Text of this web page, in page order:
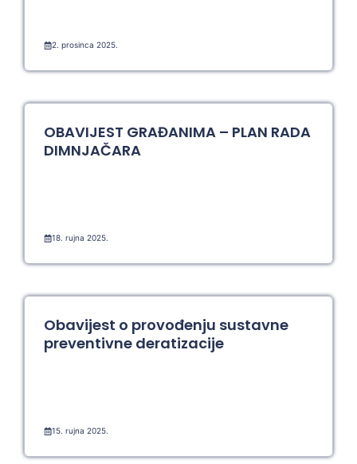
2. prosinca 2025.
OBAVIJEST GRAĐANIMA – PLAN RADA
DIMNJAČARA
18. rujna 2025.
Obavijest o provođenju sustavne
preventivne deratizacije
15. rujna 2025.